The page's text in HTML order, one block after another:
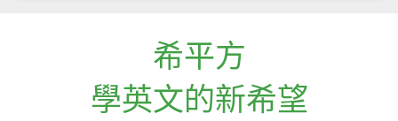
希平方
學英文的新希望